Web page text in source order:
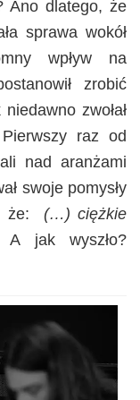
Ano dlatego, że
sprawa wokół
wpływ na
zrobić
zwołał
raz od
nad aranżami
swoje pomysły
że: (…) ciężkie
A jak wyszło?